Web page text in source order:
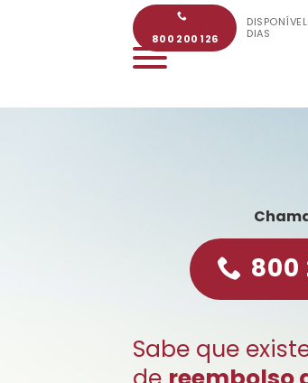
800 200 126
DIAS
800
Sabe que